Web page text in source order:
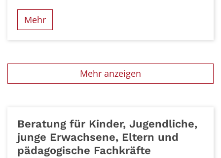
Mehr
Mehr anzeigen
Beratung für Kinder, Jugendliche,
junge Erwachsene, Eltern und
pädagogische Fachkräfte